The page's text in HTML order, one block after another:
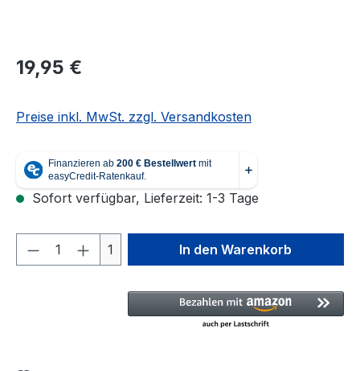
Regulärer Preis:
19,95 €
Preise inkl. MwSt. zzgl. Versandkosten
Sofort verfügbar, Lieferzeit: 1-3 Tage
Produkt Anzahl: Gib den
1 In den Warenkorb